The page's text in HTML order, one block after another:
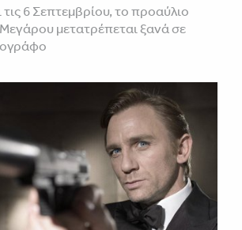
τις 6 Σεπτεμβρίου, το προαύλιο
μετατρέπεται ξανά σε